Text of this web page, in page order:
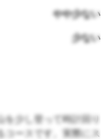
やや少ない
少ない
を少し登って時計回り
コースです。実際にス